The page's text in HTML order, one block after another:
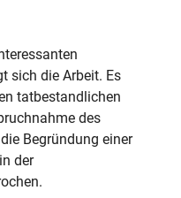
sich die Arbeit. Es
tatbestandlichen
des
Begründung einer
der